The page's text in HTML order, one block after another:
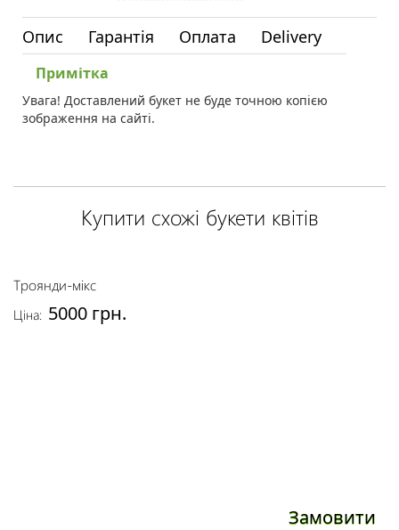
Опис Гарантія Оплата Delivery
Примітка
Увага! Доставлений букет не буде точною копією
зображення на сайті.
Купити схожі букети квітів
Троянди-мікс
Ціна: 5000 грн.
Замовити